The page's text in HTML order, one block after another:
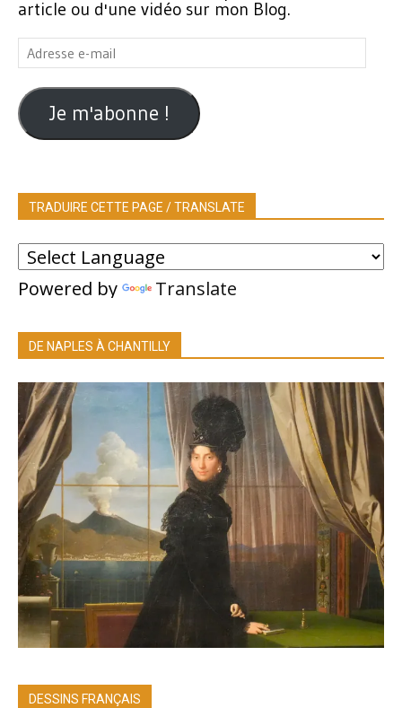
article ou d'une vidéo sur mon Blog.
Adresse
e-
mail
Je m'abonne !
TRADUIRE CETTE PAGE / TRANSLATE
Powered by Translate
DE NAPLES À CHANTILLY
DESSINS FRANÇAIS